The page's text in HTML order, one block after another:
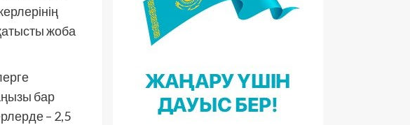
жоба
бар
– 2,5